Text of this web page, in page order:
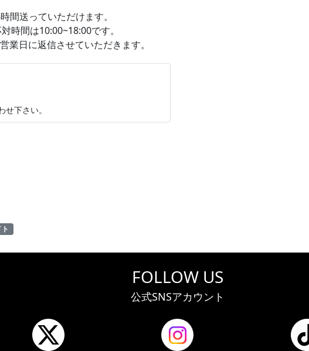
間送っていただけます。
時間は10:00~18:00です。
業日に返信させていただきます。
下さい。
FOLLOW US
公式SNSアカウント